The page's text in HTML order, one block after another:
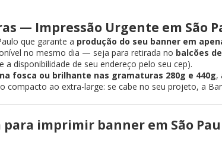
— Impressão Urgente em São
que garante a produção do seu banner em
no mesmo dia — seja para retirada no balcões
a disponibilidade de seu endereço pelo seu cep).
fosca ou brilhante nas gramaturas 280g e 440g,
ao extra-large: se cabe no seu projeto, a
para imprimir banner em São